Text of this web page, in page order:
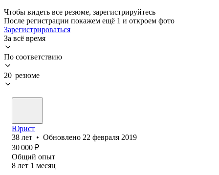
Чтобы видеть все резюме, зарегистрируйтесь
После регистрации покажем ещё 1 и откроем фото
Зарегистрироваться
За всё время
По соответствию
20 резюме
Юрист
38 лет • Обновлено 22 февраля 2019
30 000 ₽
Общий опыт
8 лет 1 месяц